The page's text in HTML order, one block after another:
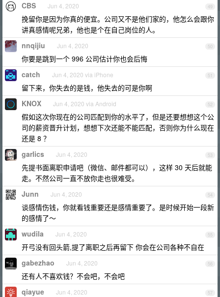
49
CBS Jun 4, 2020
挽留你是因为你真的便宜。公司又不是他们家的，他怎么会跟你
讲真感情呢兄弟，他也是个在自己岗位的人。
50
nnqijiu Jun 4, 2020
你要是跳到一个 996 公司估计你也会后悔
51
catch Jun 4, 2020 via iPhone
留下来，你失去的是钱，他失去的可是你啊
52
KNOX Jun 4, 2020 via Android
假如这次你现在的公司匹配到你的水平了，但是还要想想这个公
司的薪资晋升计划，想想下次还能不能匹配，否则你为什么现在
还是 8 ？
53
garlics Jun 4, 2020
先提书面离职申请吧（微信、邮件都可以），这样 30 天后就能
走。不然公司一直不放你走也很难受。
54
Junn Jun 4, 2020
谈感情伤钱，你就看钱重要还是感情重要了。是时候开始一段新
的感情了～
55
wudila Jun 4, 2020
开弓没有回头箭,提了离职之后再留下 你会在公司各种不自在
56
gabezhao Jun 4, 2020
还有人不喜欢钱？不会吧，不会吧
57
qiayue Jun 4, 2020